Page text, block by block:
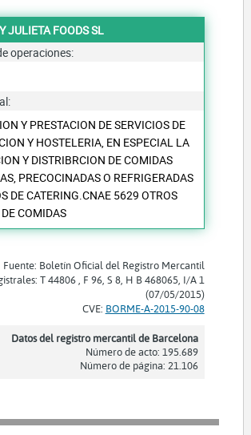
JULIETA FOODS SL
operaciones:
Y PRESTACION DE SERVICIOS DE
Y HOSTELERIA, EN ESPECIAL LA
Y DISTRIBRCION DE COMIDAS
PRECOCINADAS O REFRIGERADAS
DE CATERING.CNAE 5629 OTROS
COMIDAS
Fuente: Boletín Oficial del Registro Mercantil
T 44806 , F 96, S 8, H B 468065, I/A 1
(07/05/2015)
CVE: BORME-A-2015-90-08
Datos del registro mercantil de Barcelona
Número de acto: 195.689
Número de página: 21.106